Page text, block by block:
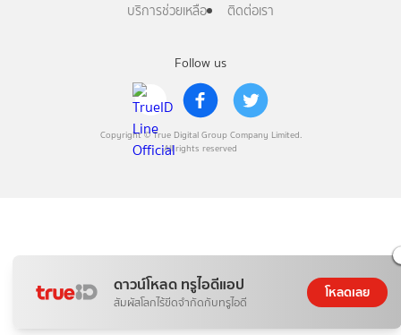
ดาวน์โหลด ทรูไอดีแอป
สัมผัสโลกไร้ขีดจำกัดกับทรูไอดี
โหลดเลย
Follow us
Copyright © True Digital Group Company Limited.
All rights reserved
บริการช่วยเหลือ
ติดต่อเรา